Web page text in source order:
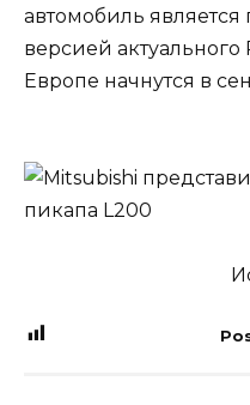
автомобиль
версией
Европе начнутся в